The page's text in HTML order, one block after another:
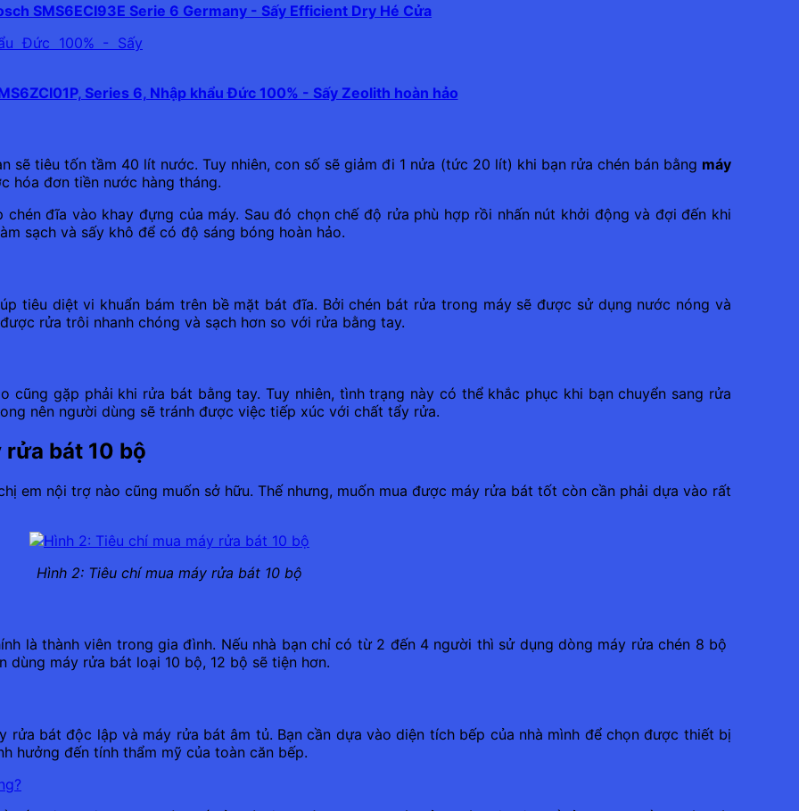
SMS6ECI93E Serie 6 Germany - Sấy Efficient Dry Hé Cửa
Series 6, Nhập khẩu Đức 100% - Sấy Zeolith hoàn hảo
sẽ tiêu tốn tầm 40 lít nước. Tuy nhiên, con số sẽ giảm đi 1 nửa (tức 20 lít) khi bạn rửa chén bán bằng máy
hóa đơn tiền nước hàng tháng.
đĩa vào khay đựng của máy. Sau đó chọn chế độ rửa phù hợp rồi nhấn nút khởi động và đợi đến khi
sạch và sấy khô để có độ sáng bóng hoàn hảo.
tiêu diệt vi khuẩn bám trên bề mặt bát đĩa. Bởi chén bát rửa trong máy sẽ được sử dụng nước nóng và
rửa trôi nhanh chóng và sạch hơn so với rửa bằng tay.
gặp phải khi rửa bát bằng tay. Tuy nhiên, tình trạng này có thể khắc phục khi bạn chuyển sang rửa
nên người dùng sẽ tránh được việc tiếp xúc với chất tẩy rửa.
rửa bát 10 bộ
em nội trợ nào cũng muốn sở hữu. Thế nhưng, muốn mua được máy rửa bát tốt còn cần phải dựa vào rất
Hình 2: Tiêu chí mua máy rửa bát 10 bộ
là thành viên trong gia đình. Nếu nhà bạn chỉ có từ 2 đến 4 người thì sử dụng dòng máy rửa chén 8 bộ
máy rửa bát loại 10 bộ, 12 bộ sẽ tiện hơn.
bát độc lập và máy rửa bát âm tủ. Bạn cần dựa vào diện tích bếp của nhà mình để chọn được thiết bị
hưởng đến tính thẩm mỹ của toàn căn bếp.